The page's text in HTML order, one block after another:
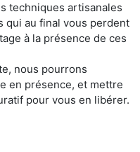
techniques artisanales
qui au final vous perdent
à la présence de ces
nous pourrons
en présence, et mettre
pour vous en libérer.